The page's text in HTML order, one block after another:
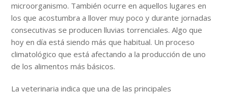
microorganismo. También ocurre en aquellos lugares en
los que acostumbra a llover muy poco y durante jornadas
consecutivas se producen lluvias torrenciales. Algo que
hoy en día está siendo más que habitual. Un proceso
climatológico que está afectando a la producción de uno
de los alimentos más básicos.
La veterinaria indica que una de las principales